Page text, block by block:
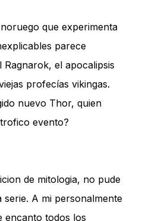
que experimenta
parece
Ragnarok, el apocalipsis
profecías vikingas.
nuevo Thor, quien
evento?
de mitologia, no pude
serie. A mi personalmente
encanto todos los